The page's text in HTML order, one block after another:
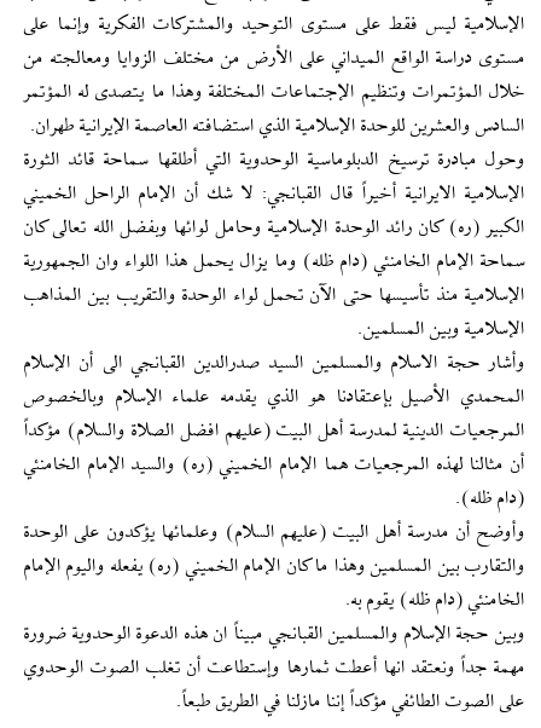
الإسلامية ليس فقط على مستوى التوحيد والمشتركات الفكرية وإنما على
مستوى دراسة الواقع الميداني على الأرض من مختلف الزوايا ومعالجته من
خلال المؤتمرات وتنظيم الإجتماعات المختلفة وهذا ما يتصدى له المؤتمر
السادس والعشرين للوحدة الإسلامية الذي استضافته العاصمة الإيرانية طهران.
وحول مبادرة ترسيخ الدبلوماسية الوحدوية التي أطلقها سماحة قائد الثورة
الإسلامية الايرانية أخيراً قال القبانجي: لا شك أن الإمام الراحل الخميني
الكبير (ره) كان رائد الوحدة الإسلامية وحامل لوائها وبفضل الله تعالى كان
سماحة الإمام الخامنئي (دام ظله) وما يزال يحمل هذا اللواء وان الجمهورية
الإسلامية منذ تأسيسها حتى الآن تحمل لواء الوحدة والتقريب بين المذاهب
الإسلامية وبين المسلمين.
وأشار حجة الاسلام والمسلمين السيد صدرالدين القبانجي الى أن الإسلام
المحمدي الأصيل بإعتقادنا هو الذي يقدمه علماء الإسلام وبالخصوص
المرجعيات الدينية لمدرسة أهل البيت (عليهم افضل الصلاة والسلام) مؤكداً
أن مثالنا لهذه المرجعيات هما الإمام الخميني (ره) والسيد الإمام الخامنئي
(دام ظله).
وأوضح أن مدرسة أهل البيت (عليهم السلام) وعلمائها يؤكدون على الوحدة
والتقارب بين المسلمين وهذا ما كان الإمام الخميني (ره) يفعله واليوم الإمام
الخامنئي (دام ظله) يقوم به.
وبين حجة الإسلام والمسلمين القبانجي مبيناً ان هذه الدعوة الوحدوية ضرورة
مهمة جداً ونعتقد انها أعطت ثمارها وإستطاعت أن تغلب الصوت الوحدوي
على الصوت الطائفي مؤكداً إننا مازلنا في الطريق طبعاً.